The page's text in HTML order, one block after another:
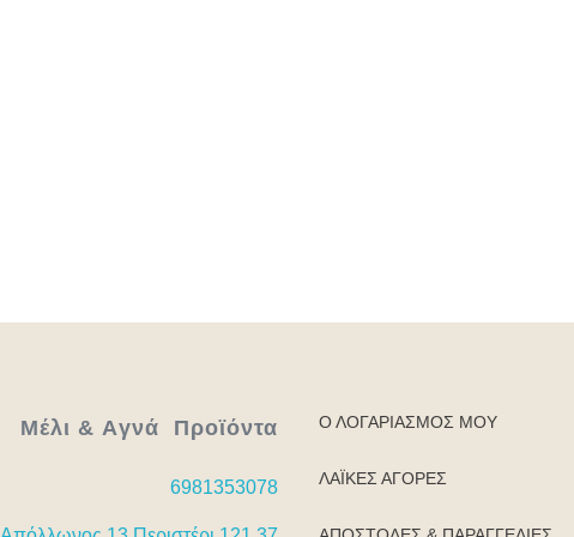
Μέλι & Aγνά Προϊόντα
6981353078
Ο ΛΟΓΑΡΙΑΣΜΌΣ ΜΟΥ
ΛΑΪΚΈΣ ΑΓΟΡΈΣ